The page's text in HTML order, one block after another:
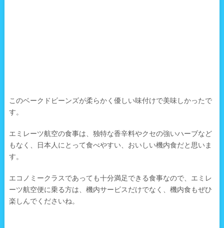
このベークドビーンズが柔らかく優しい味付けで美味しかったで
す。
エミレーツ航空の食事は、独特な香辛料やクセの強いハーブなど
もなく、日本人にとって食べやすい、おいしい機内食だと思いま
す。
エコノミークラスであっても十分満足できる食事なので、エミレ
ーツ航空便に乗る方は、機内サービスだけでなく、機内食もぜひ
楽しんでくださいね。